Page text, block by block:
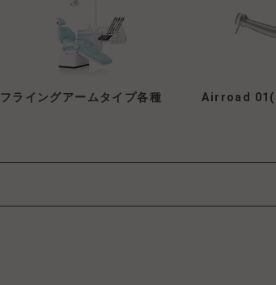
フライングアームタイプ各種 Airroad 01(